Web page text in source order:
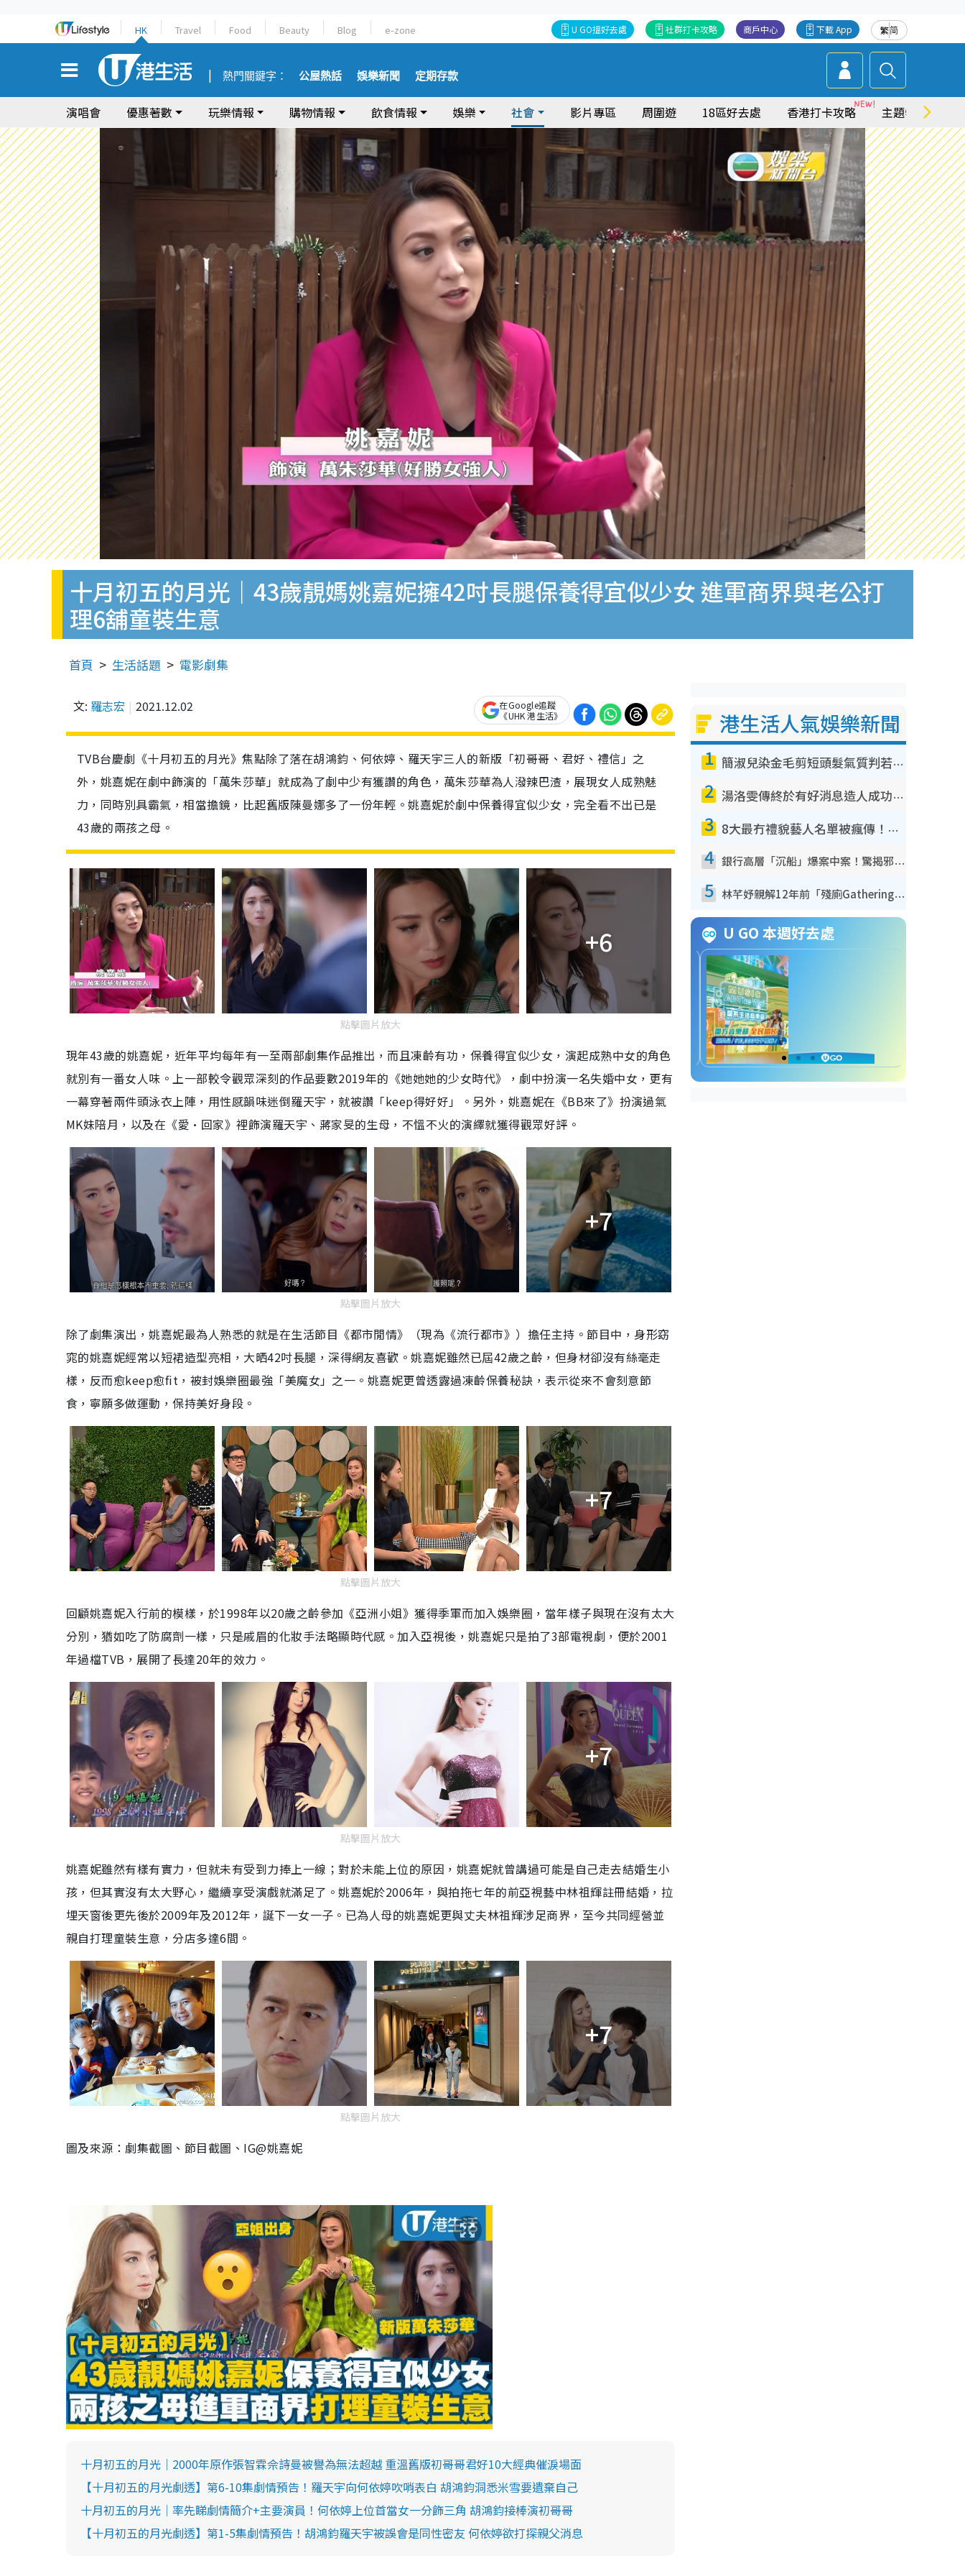
HK Travel Food Beauty Blog e-zone 繁简
下載 App
商戶中心
社群打卡攻略
U GO搵好去處
熱門關鍵字： 公屋熱話 娛樂新聞 定期存款
演唱會 優惠著數 玩樂情報 購物情報 飲食情報 娛樂 社會 影片專區 周圍遊 18區好去處 香港打卡攻略 主題特集
十月初五的月光｜43歲靚媽姚嘉妮擁42吋長腿保養得宜似少女 進軍商界與老公打
理6舖童裝生意
首頁 生活話題 電影劇集
文: 羅志宏 2021.12.02
在Google追蹤
《UHK 港生活》
TVB台慶劇《十月初五的月光》焦點除了落在胡鴻鈞、何依婷、羅天宇三人的新版「初哥哥、君好、禮信」之
外，姚嘉妮在劇中飾演的「萬朱莎華」就成為了劇中少有獲讚的角色，萬朱莎華為人潑辣巴渣，展現女人成熟魅
力，同時別具霸氣，相當擔鏡，比起舊版陳曼娜多了一份年輕。姚嘉妮於劇中保養得宜似少女，完全看不出已是
43歲的兩孩之母。
+6
點擊圖片放大
現年43歲的姚嘉妮，近年平均每年有一至兩部劇集作品推出，而且凍齡有功，保養得宜似少女，演起成熟中女的角色
就別有一番女人味。上一部較令觀眾深刻的作品要數2019年的《她她她的少女時代》，劇中扮演一名失婚中女，更有
一幕穿著兩件頭泳衣上陣，用性感韻味迷倒羅天宇，就被讚「keep得好好」。另外，姚嘉妮在《BB來了》扮演過氣
MK妹陪月，以及在《愛·回家》裡飾演羅天宇、蔣家旻的生母，不慍不火的演繹就獲得觀眾好評。
+7
點擊圖片放大
除了劇集演出，姚嘉妮最為人熟悉的就是在生活節目《都市閒情》（現為《流行都市》）擔任主持。節目中，身形窈
窕的姚嘉妮經常以短裙造型亮相，大晒42吋長腿，深得網友喜歡。姚嘉妮雖然已屆42歲之齡，但身材卻沒有絲毫走
樣，反而愈keep愈fit，被封娛樂圈最強「美魔女」之一。姚嘉妮更曾透露過凍齡保養秘訣，表示從來不會刻意節
食，寧願多做運動，保持美好身段。
+7
點擊圖片放大
回顧姚嘉妮入行前的模樣，於1998年以20歲之齡參加《亞洲小姐》獲得季軍而加入娛樂圈，當年樣子與現在沒有太大
分別，猶如吃了防腐劑一樣，只是戚眉的化妝手法略顯時代感。加入亞視後，姚嘉妮只是拍了3部電視劇，便於2001
年過檔TVB，展開了長達20年的效力。
+7
點擊圖片放大
姚嘉妮雖然有樣有實力，但就未有受到力捧上一線；對於未能上位的原因，姚嘉妮就曾講過可能是自己走去結婚生小
孩，但其實沒有太大野心，繼續享受演戲就滿足了。姚嘉妮於2006年，與拍拖七年的前亞視藝中林祖輝註冊結婚，拉
埋天窗後更先後於2009年及2012年，誕下一女一子。已為人母的姚嘉妮更與丈夫林祖輝涉足商界，至今共同經營並
親自打理童裝生意，分店多達6間。
+7
點擊圖片放大
圖及來源：劇集截圖、節目截圖、IG@姚嘉妮
十月初五的月光｜2000年原作張智霖佘詩曼被譽為無法超越 重溫舊版初哥哥君好10大經典催淚場面
【十月初五的月光劇透】第6-10集劇情預告！羅天宇向何依婷吹哨表白 胡鴻鈞洞悉米雪要遺棄自己
十月初五的月光｜率先睇劇情簡介+主要演員！何依婷上位首當女一分飾三角 胡鴻鈞接棒演初哥哥
【十月初五的月光劇透】第1-5集劇情預告！胡鴻鈞羅天宇被誤會是同性密友 何依婷欲打探親父消息
港生活人氣娛樂新聞
1 簡淑兒染金毛剪短頭髮氣質判若兩人！嚇壞老公麥大力都認唔出：「你做咩事？」
2 湯洛雯傳終於有好消息造人成功！兩大細節曝孕味極濃惹猜測：大肚婆先會咁！
3 8大最冇禮貌藝人名單被瘋傳！網民揭發明星真面目 一致數臭呢位係無品天花板？
4 銀行高層「沉船」爆案中案！驚揭邪教洗腦操控賣淫被吞600萬 幕後黑手講多錯多
5 林芊妤親解12年前「殘廁Gathering」真相！高層解約一句話重創尊嚴至今拒返TVB
U GO 本週好去處